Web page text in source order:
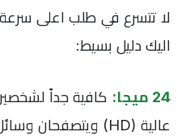
لا تتسرع في طلب اعلى سرعة
اليك دليل بسيط:
24 ميجا:
كافية جداً
عالية (HD) ويتصفحان وسائل التواصل.